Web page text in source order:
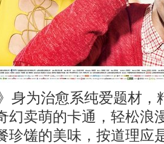
身为治愈系纯爱题材
幻卖萌的卡通，轻松浪
珍馐的美味，按道理应